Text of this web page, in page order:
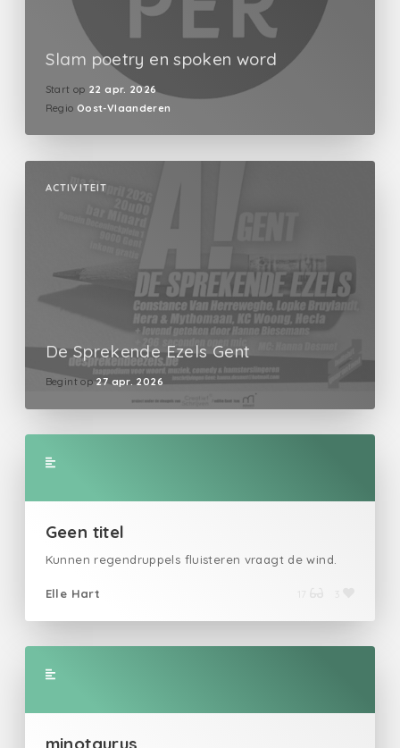
Slam poetry en spoken word
Start op 22 apr. 2026
Regio Oost-Vlaanderen
ACTIVITEIT
De Sprekende Ezels Gent
Begint op 27 apr. 2026
Geen titel
Kunnen regendruppels fluisteren vraagt de wind.
Elle Hart